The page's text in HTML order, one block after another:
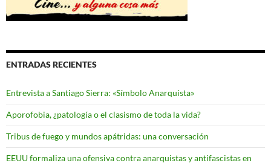
ENTRADAS RECIENTES
Entrevista a Santiago Sierra: «Símbolo Anarquista»
Aporofobia, ¿patología o el clasismo de toda la vida?
Tribus de fuego y mundos apátridas: una conversación
EEUU formaliza una ofensiva contra anarquistas y antifascistas en